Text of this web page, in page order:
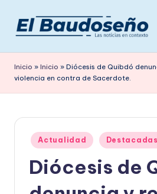
Saltar
contenido
e
ri
d
en
Inicio » Inicio » Diócesis de Quibdó
violencia en contra de Sacerdote.
Publicado
en
Actualidad Destacadas
Diócesis de